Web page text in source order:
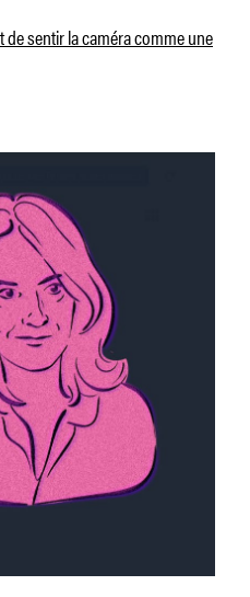
de sentir la caméra comme une